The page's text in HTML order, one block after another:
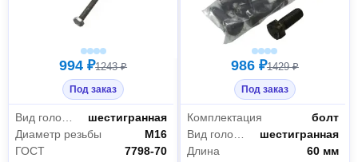
994 ₽1243 ₽
Под заказ
Вид головки
шестигранная
Диаметр резьбы
М16
ГОСТ
7798-70
986 ₽1429 ₽
Под заказ
Комплектация
болт
Вид головки
шестигранная
Длина
60 мм